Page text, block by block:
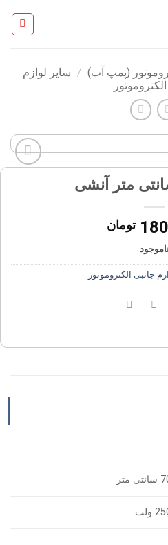
(پمپ آب) / سایر لوازم
تومان
ناموجود
جانبی الکتروموتور
متر
ولت